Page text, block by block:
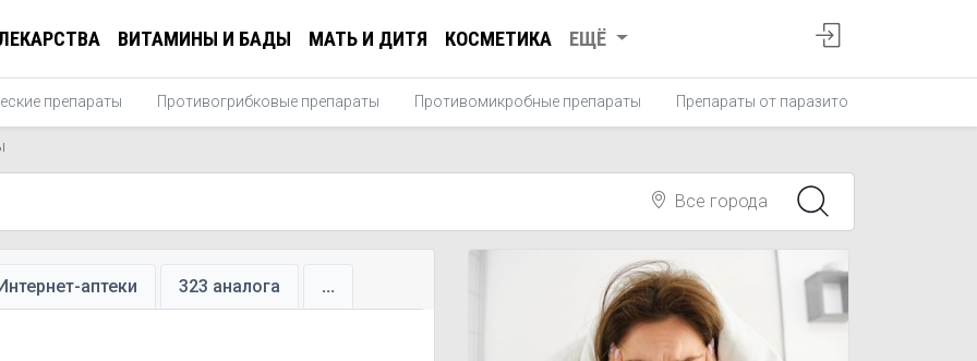
ВИТАМИНЫ И БАДЫ МАТЬ И ДИТЯ КОСМЕТИКА ЕЩЁ
препараты Противогрибковые препараты Противомикробные препараты Препараты от паразитов
Все города
аптеки 323 аналога ...